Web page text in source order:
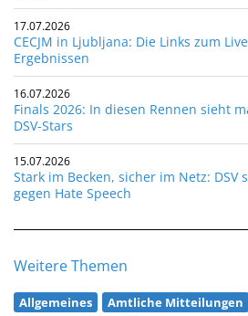
17.07.2026
CECJM in Ljubljana: Die Links zum
Ergebnissen
16.07.2026
Finals 2026: In diesen Rennen sieht
DSV-Stars
15.07.2026
Stark im Becken, sicher im Netz:
gegen Hate Speech
Weitere Themen
Allgemeines Amtliche Mitteilungen